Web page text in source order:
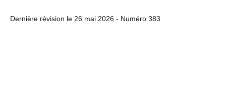
Dernière révision le 26 mai 2026 - Numéro 383